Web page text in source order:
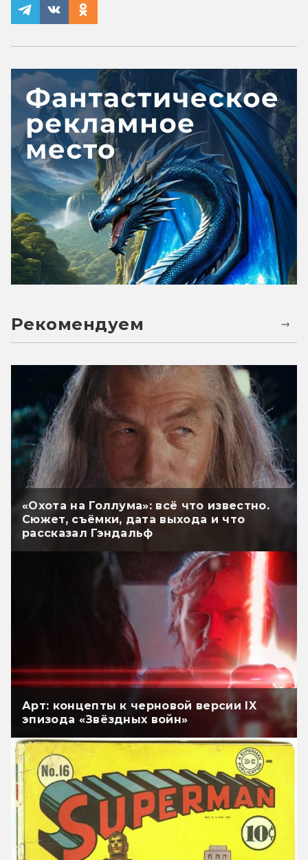
Рекомендуем
«Охота на Голлума»: всё что известно.
Сюжет, съёмки, дата выхода и что
рассказал Гэндальф
Арт: концепты к черновой версии IX
эпизода «Звёздных войн»